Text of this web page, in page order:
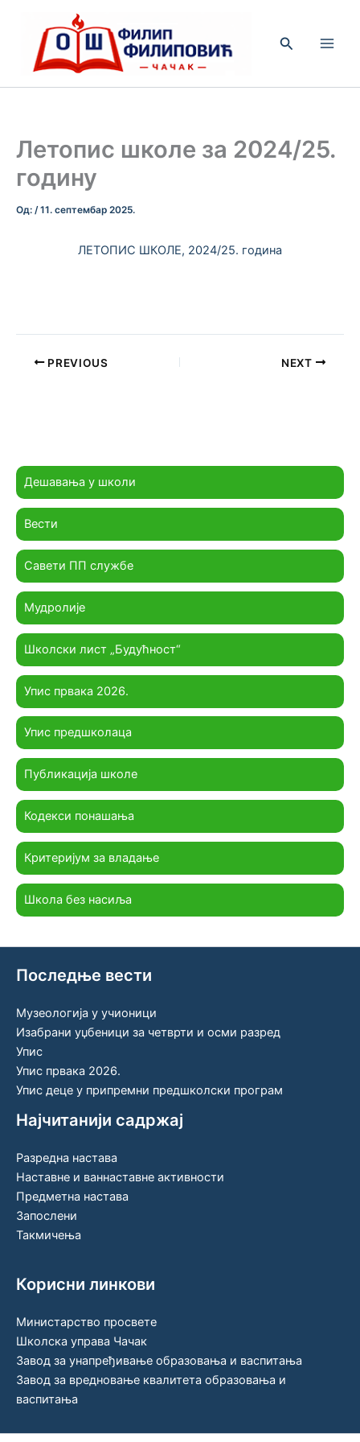
садржај
Претрага
Дешавања у школи
Вести
Савети ПП службе
Мудролије
Школски лист „Будућност“
Упис првака 2026.
Упис предшколаца
Публикација школе
Кодекси понашања
Критеријум за владање
Школа без насиља
Летопис школе за 2024/25.
годину
Од: /11. септембар 2025.
ЛЕТОПИС ШКОЛЕ, 2024/25. година
PREVIOUS NEXT
Последње вести
Музеологија у учионици
Изабрани уџбеници за четврти и осми разред
Упис
Упис првака 2026.
Упис деце у припремни предшколски програм
Најчитанији садржај
Разредна настава
Наставне и ваннаставне активности
Предметна настава
Запослени
Такмичења
Корисни линкови
Министарство просвете
Школска управа Чачак
Завод за унапређивање образовања и васпитања
Завод за вредновање квалитета образовања и
васпитања